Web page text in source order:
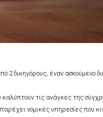
2 δικηγόρους, έναν ασκούμενο
τις ανάγκες της
νομικές υπηρεσίες που